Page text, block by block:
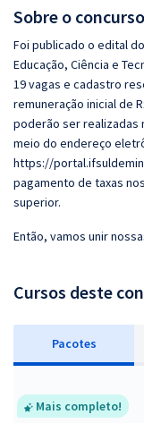
Sobre o concurso
Foi publicado o edital
Educação, Ciência e
19 vagas e cadastro
remuneração inicial de
poderão ser realizadas
meio do endereço
https://
pagamento de taxas
superior.
Então, vamos unir
Cursos deste
Pacotes
Mais completo!